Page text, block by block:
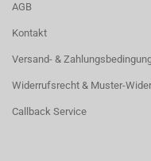
AGB
Kontakt
Versand- &
Widerrufsrecht & Muster-
Callback Service